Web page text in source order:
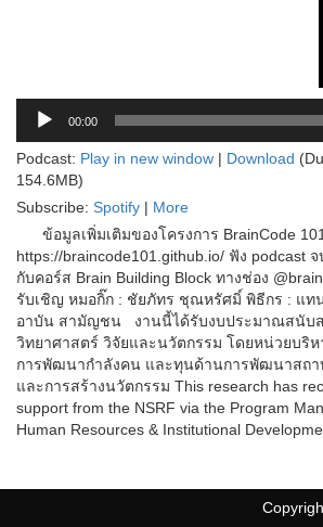
00:00
Podcast: Play in new window | Download
154.6MB)
Subscribe: Spotify | More
ข้อมูลเพิ่มเติมของโครงการ BrainCode 101
https://braincode101.github.io/ ฟัง podcast
กับคอร์ส Brain Building Block ทางช่อง
รับเชิญ หมอกิ๊ก : ชัยภัทร ชุณหรัศมิ์ พิธีกร : แทน
อาบัน สามัญชน งานนี้ได้รับงบประมาณสนับส
วิทยาศาสตร์ วิจัยและนวัตกรรม โดยหน่วยบริ
การพัฒนากำลังคน และทุนด้านการพัฒนาสถา
และการสร้างนวัตกรรม This research has
support from the NSRF via the Program
Human Resources & Institutional